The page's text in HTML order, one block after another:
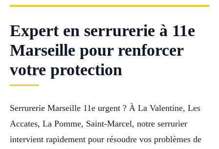
Expert en serrurerie à 11e
Marseille pour renforcer
votre protection
Serrurerie Marseille 11e urgent ? À La Valentine, Les
Accates, La Pomme, Saint-Marcel, notre serrurier
intervient rapidement pour résoudre vos problèmes de